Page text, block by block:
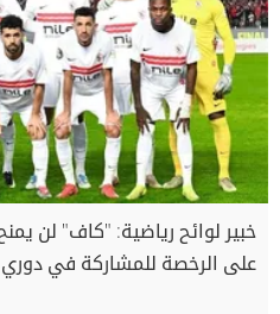
خبير لوائح رياضية: "كاف" لن
على الرخصة للمشاركة في دوري